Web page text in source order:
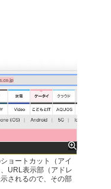
ョートカット（アイ
URL表示部（アドレ
されるので、その部